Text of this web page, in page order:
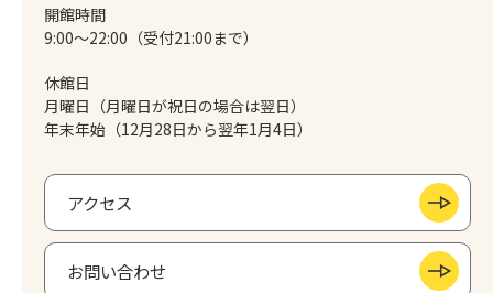
開館時間
9:00～22:00（受付21:00まで）
休館日
月曜日（月曜日が祝日の場合は翌日）
年末年始（12月28日から翌年1月4日）
アクセス
お問い合わせ